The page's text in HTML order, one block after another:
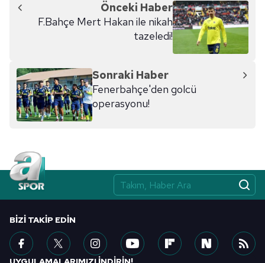
Önceki Haber
F.Bahçe Mert Hakan ile nikah
tazeledi!
Sonraki Haber
Fenerbahçe'den golcü
operasyonu!
BIZI TAKIP EDIN